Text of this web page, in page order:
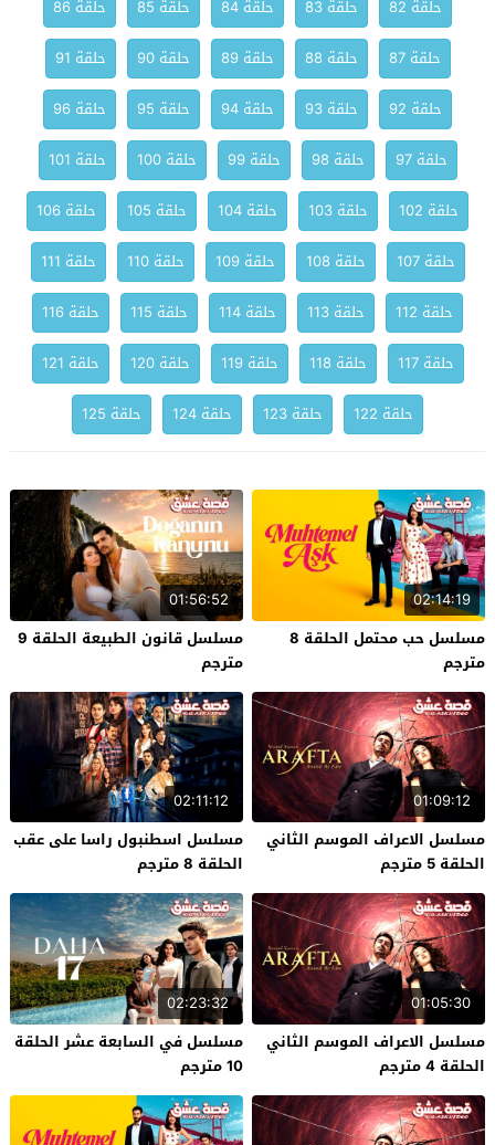
حلقة 82 حلقة 83 حلقة 84 حلقة 85
حلقة 86
حلقة 87
حلقة 88 حلقة 89 حلقة 90
حلقة 91
حلقة 92
حلقة 93 حلقة 94 حلقة 95
حلقة 96
حلقة 97
حلقة 98 حلقة 99 حلقة 100
حلقة 101
حلقة 102
حلقة 103 حلقة 104 حلقة 105
حلقة 106
حلقة 107
حلقة 108 حلقة 109 حلقة 110
حلقة 111
حلقة 112
حلقة 113 حلقة 114 حلقة 115
حلقة 116
حلقة 117
حلقة 118 حلقة 119 حلقة 120
حلقة 121
حلقة 122
حلقة 123 حلقة 124 حلقة 125
02:14:19
مسلسل حب محتمل الحلقة 8
مترجم
01:56:52
مسلسل قانون الطبيعة الحلقة 9
مترجم
01:09:12
مسلسل الاعراف الموسم الثاني
الحلقة 5 مترجم
02:11:12
مسلسل اسطنبول راسا على عقب
الحلقة 8 مترجم
01:05:30
مسلسل الاعراف الموسم الثاني
الحلقة 4 مترجم
02:23:32
مسلسل في السابعة عشر الحلقة
10 مترجم